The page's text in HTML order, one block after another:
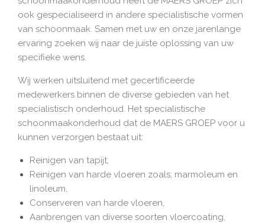
ook gespecialiseerd in andere specialistische vormen
van schoonmaak. Samen met uw en onze jarenlange
ervaring zoeken wij naar de juiste oplossing van uw
specifieke wens.
Wij werken uitsluitend met gecertificeerde
medewerkers binnen de diverse gebieden van het
specialistisch onderhoud. Het specialistische
schoonmaakonderhoud dat de MAERS GROEP voor u
kunnen verzorgen bestaat uit:
Reinigen van tapijt,
Reinigen van harde vloeren zoals; marmoleum en
linoleum,
Conserveren van harde vloeren,
Aanbrengen van diverse soorten vloercoating,